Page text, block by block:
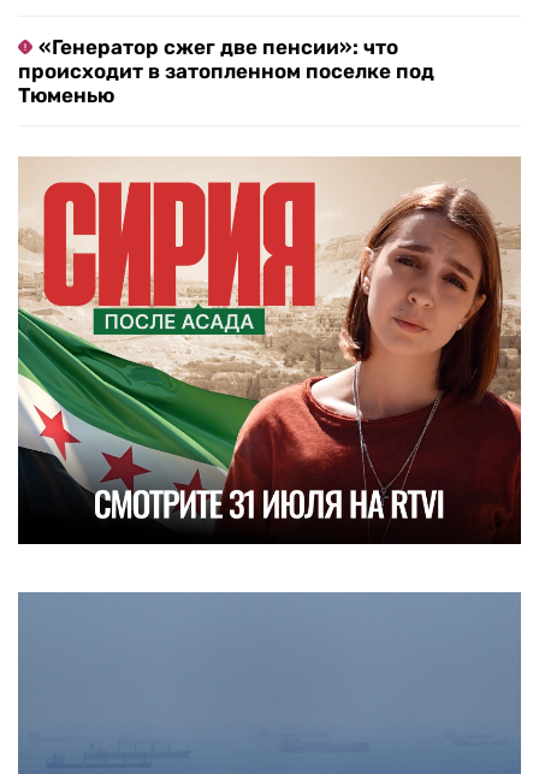
«Генератор сжег две пенсии»: что
происходит в затопленном поселке под
Тюменью